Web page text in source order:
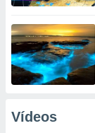
Vídeos